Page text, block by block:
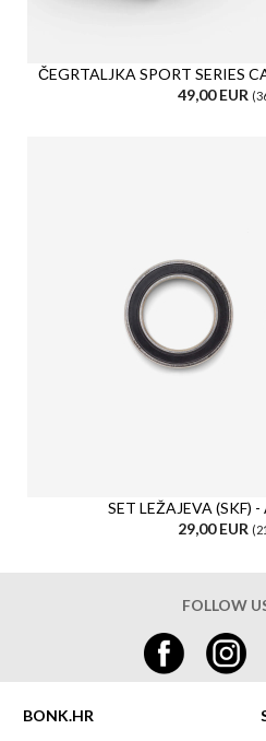
ČEGRTALJKA SPORT SERIES
49,00 EUR
SET LEŽAJEVA (SKF)
29,00 EUR
FOLLOW
BONK.HR